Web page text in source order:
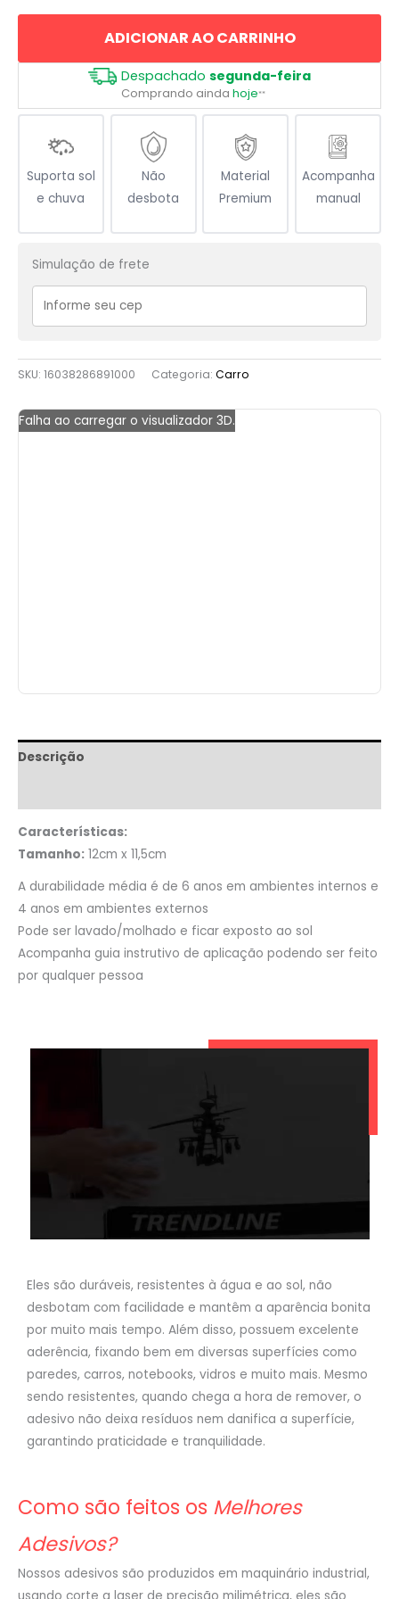
ADICIONAR AO CARRINHO
Despachado segunda-feira
Comprando ainda hoje**
Suporta sol
e chuva
Não
desbota
Material
Premium
Acompanha
manual
Simulação de frete
SKU: 16038286891000 Categoria: Carro
Falha ao carregar o visualizador 3D.
Descrição
Características:
Tamanho: 12cm x 11,5cm
A durabilidade média é de 6 anos em ambientes internos e
4 anos em ambientes externos
Pode ser lavado/molhado e ficar exposto ao sol
Acompanha guia instrutivo de aplicação podendo ser feito
por qualquer pessoa
Eles são duráveis, resistentes à água e ao sol, não
desbotam com facilidade e mantêm a aparência bonita
por muito mais tempo. Além disso, possuem excelente
aderência, fixando bem em diversas superfícies como
paredes, carros, notebooks, vidros e muito mais. Mesmo
sendo resistentes, quando chega a hora de remover, o
adesivo não deixa resíduos nem danifica a superfície,
garantindo praticidade e tranquilidade.
Como são feitos os Melhores
Adesivos?
Nossos adesivos são produzidos em maquinário industrial,